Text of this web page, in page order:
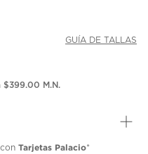
GUÍA DE TALLAS
$399.00 M.N.
Tarjetas Palacio*